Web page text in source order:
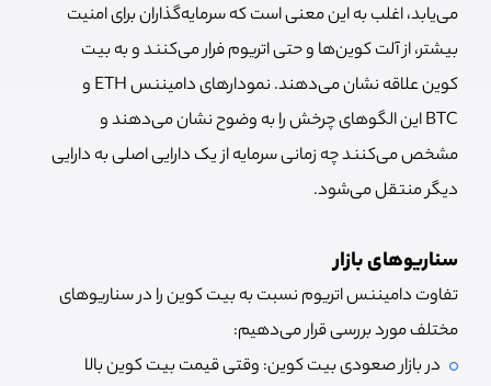
می‌یابد، اغلب به این معنی است که سرمایه‌گذاران برای امنیت
بیشتر، از آلت کوین‌ها و حتی اتریوم فرار می‌کنند و به بیت
کوین علاقه نشان می‌دهند. نمودارهای دامیننس ETH و
BTC این الگوهای چرخش را به وضوح نشان می‌دهند و
مشخص می‌کنند چه زمانی سرمایه از یک دارایی اصلی به دارایی
دیگر منتقل می‌شود.
سناریوهای بازار
تفاوت دامیننس اتریوم نسبت به بیت کوین را در سناریوهای
مختلف مورد بررسی قرار می‌دهیم:
در بازار صعودی بیت کوین: وقتی قیمت بیت کوین بالا